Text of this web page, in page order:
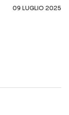
09 LUGLIO 2025